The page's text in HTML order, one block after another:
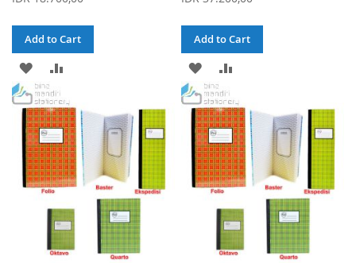
Add to Cart
ADD
TO
WISH
LIST
COMPARE
Add to Cart
ADD
TO
WISH
LIST
COMPARE